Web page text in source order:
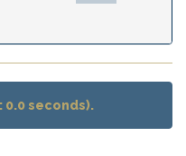
0.0 seconds).